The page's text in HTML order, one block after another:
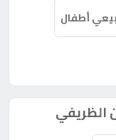
أطفال
الظريفي